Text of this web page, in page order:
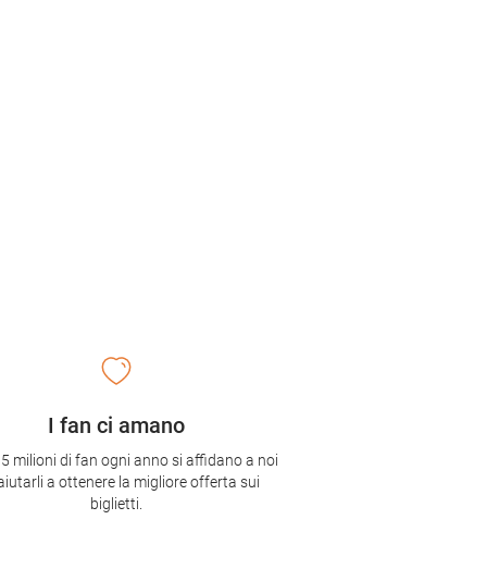
I fan ci amano
milioni di fan ogni anno si affidano a noi
a ottenere la migliore offerta sui
biglietti.